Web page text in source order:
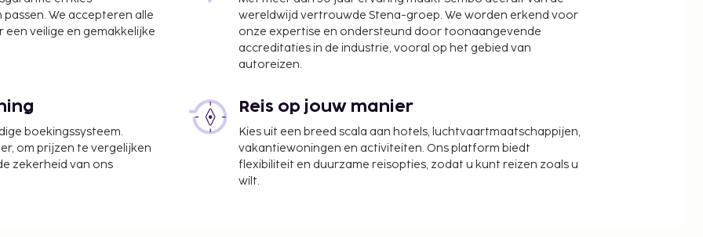
- 70,7 km
een snelle
parkeerplaatsen.
We accepteren alle
veilige en gemakkelijke
wereldwijd vertrouwde Stena-groep. We worden erkend voor
onze expertise en ondersteund door toonaangevende
accreditaties in de industrie, vooral op het gebied van
autoreizen.
boekingssysteem.
om prijzen te vergelijken
zekerheid van ons
Reis op jouw manier
Kies uit een breed scala aan hotels, luchtvaartmaatschappijen,
vakantiewoningen en activiteiten. Ons platform biedt
flexibiliteit en duurzame reisopties, zodat u kunt reizen zoals u
wilt.